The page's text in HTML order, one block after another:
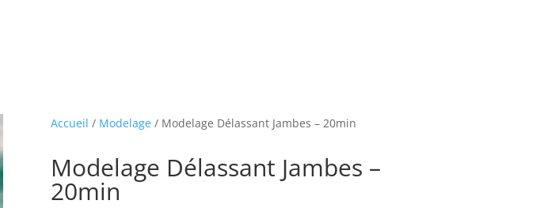
Accueil / Modelage/ Modelage Délassant Jambes – 20min
Modelage Délassant Jambes –
20min